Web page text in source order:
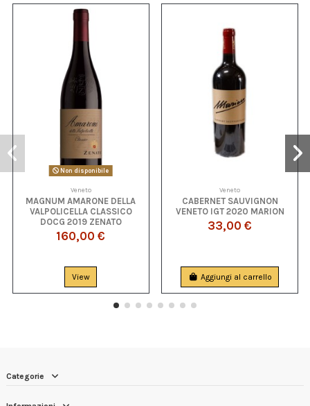
Non disponibile
Veneto
MAGNUM AMARONE DELLA
VALPOLICELLA CLASSICO
DOCG 2019 ZENATO
160,00 €
View
Veneto
CABERNET SAUVIGNON
VENETO IGT 2020 MARION
33,00 €
Aggiungi al carrello
Categorie